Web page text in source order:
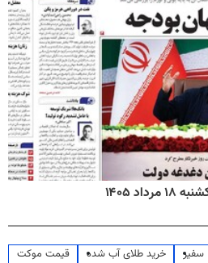
۱۴۰۵
سفیر خرید طلای آب شده
قیمت موکت